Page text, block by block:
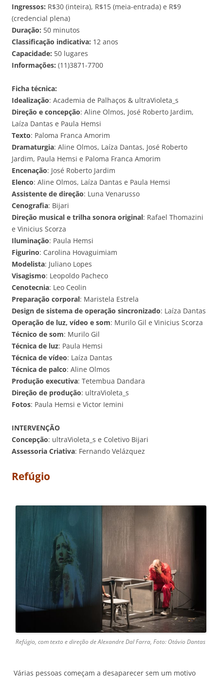
Ingressos: R$30 (inteira), R$15 (meia-entrada) e R$9
(credencial plena)
Duração: 50 minutos
Classificação indicativa: 12 anos
Capacidade: 50 lugares
Informações: (11)3871-7700
Ficha técnica:
Idealização: Academia de Palhaços & ultraVioleta_s
Direção e concepção: Aline Olmos, José Roberto Jardim,
Laíza Dantas e Paula Hemsi
Texto: Paloma Franca Amorim
Dramaturgia: Aline Olmos, Laíza Dantas, José Roberto
Jardim, Paula Hemsi e Paloma Franca Amorim
Encenação: José Roberto Jardim
Elenco: Aline Olmos, Laíza Dantas e Paula Hemsi
Assistente de direção: Luna Venarusso
Cenografia: Bijari
Direção musical e trilha sonora original: Rafael Thomazini
e Vinicius Scorza
Iluminação: Paula Hemsi
Figurino: Carolina Hovaguimiam
Modelista: Juliano Lopes
Visagismo: Leopoldo Pacheco
Cenotecnia: Leo Ceolin
Preparação corporal: Maristela Estrela
Design de sistema de operação sincronizado: Laíza Dantas
Operação de luz, vídeo e som: Murilo Gil e Vinicius Scorza
Técnico de som: Murilo Gil
Técnica de luz: Paula Hemsi
Técnica de vídeo: Laíza Dantas
Técnica de palco: Aline Olmos
Produção executiva: Tetembua Dandara
Direção de produção: ultraVioleta_s
Fotos: Paula Hemsi e Victor Iemini
INTERVENÇÃO
Concepção: ultraVioleta_s e Coletivo Bijari
Assessoria Criativa: Fernando Velázquez
Refúgio
Refúgio, com texto e direção de Alexandre Dal Farra, Foto: Otávio Dantas
Várias pessoas começam a desaparecer sem um motivo